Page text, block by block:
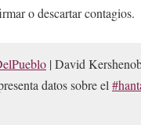
o descartar contagios.
| David
datos sobre el